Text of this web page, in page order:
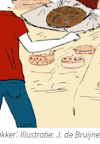
Illustratie: J. de Bruijne.